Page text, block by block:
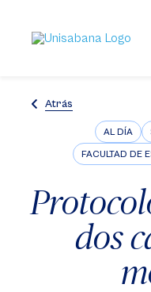
contenido
principal
Atrás
AL DÍA
dos